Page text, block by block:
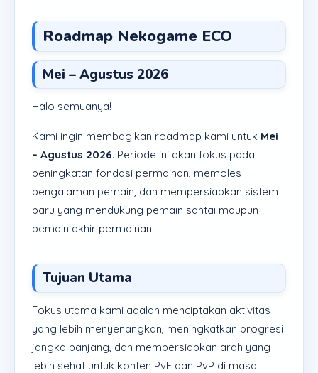
Roadmap Nekogame ECO
Mei – Agustus 2026
Halo semuanya!
Kami ingin membagikan roadmap kami untuk Mei
– Agustus 2026. Periode ini akan fokus pada
peningkatan fondasi permainan, memoles
pengalaman pemain, dan mempersiapkan sistem
baru yang mendukung pemain santai maupun
pemain akhir permainan.
Tujuan Utama
Fokus utama kami adalah menciptakan aktivitas
yang lebih menyenangkan, meningkatkan progresi
jangka panjang, dan mempersiapkan arah yang
lebih sehat untuk konten PvE dan PvP di masa